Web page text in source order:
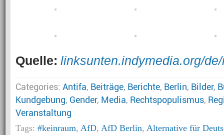
Quelle: linksunten.indymedia.org/
Categories: Antifa, Beiträge, Berichte, Berlin, Bilder,
Kundgebung, Gender, Media, Rechtspopulismus,
Veranstaltung
Tags: #keinraum, AfD, AfD Berlin, Alternative für